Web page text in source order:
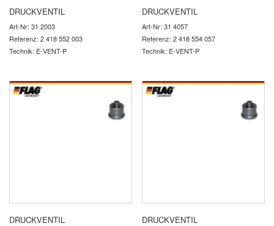
DRUCKVENTIL
Art-Nr: 31 2003
Referenz: 2 418 552 003
Technik: E-VENT-P
DRUCKVENTIL
Art-Nr: 31 4057
Referenz: 2 418 554 057
Technik: E-VENT-P
DRUCKVENTIL DRUCKVENTIL